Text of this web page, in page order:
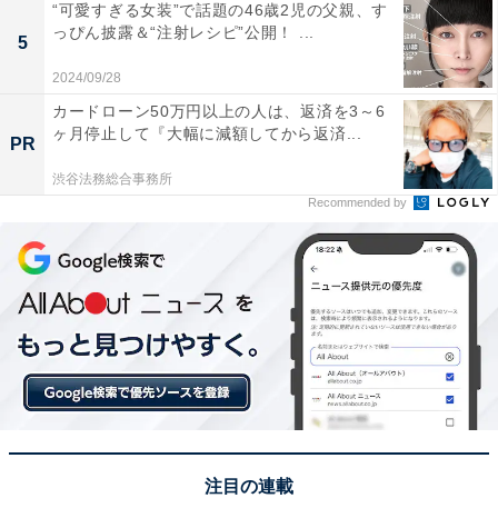
5
“可愛すぎる女装”で話題の46歳2児の父親、す
っぴん披露＆“注射レシピ”公開！ ...
2024/09/28
PR
カードローン50万円以上の人は、返済を3～6
ヶ月停止して『大幅に減額してから返済...
渋谷法務総合事務所
Recommended by
注目の連載